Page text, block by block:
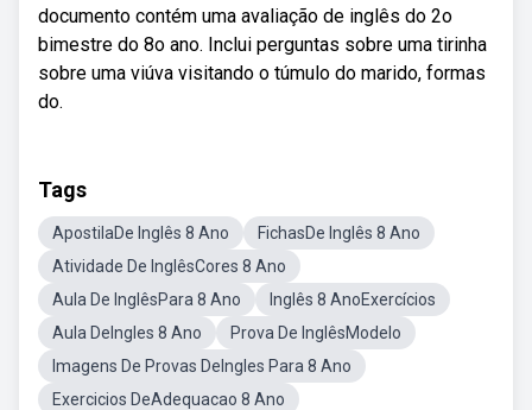
documento contém uma avaliação de inglês do 2o
bimestre do 8o ano. Inclui perguntas sobre uma tirinha
sobre uma viúva visitando o túmulo do marido, formas
do.
Tags
ApostilaDe Inglês 8 Ano
FichasDe Inglês 8 Ano
Atividade De InglêsCores 8 Ano
Aula De InglêsPara 8 Ano
Inglês 8 AnoExercícios
Aula DeIngles 8 Ano
Prova De InglêsModelo
Imagens De Provas DeIngles Para 8 Ano
Exercicios DeAdequacao 8 Ano